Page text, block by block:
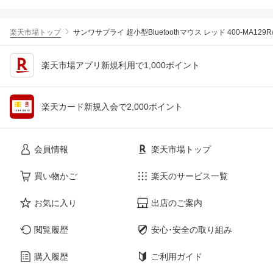
楽天市場トップ サンワサプライ 超小型Bluetoothマウス レッド 400-
楽天市場アプリ新規利用で1,000ポイント
楽天カード新規入会で2,000ポイント
会員情報
買い物かご
お気に入り
閲覧履歴
購入履歴
楽天市場トップ
楽天のサービス一覧
出店のご案内
安心･安全の取り組み
ご利用ガイド